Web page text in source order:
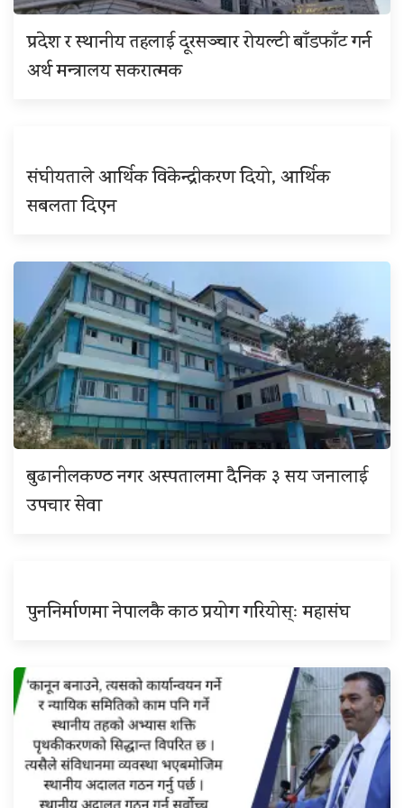
प्रदेश र स्थानीय तहलाई दूरसञ्चार रोयल्टी बाँडफाँट गर्न
अर्थ मन्त्रालय सकरात्मक
संघीयताले आर्थिक विकेन्द्रीकरण दियो, आर्थिक
सबलता दिएन
बुढानीलकण्ठ नगर अस्पतालमा दैनिक ३ सय जनालाई
उपचार सेवा
पुननिर्माणमा नेपालकै काठ प्रयोग गरियोस्ः महासंघ